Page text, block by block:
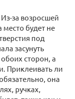
за возросшей
будет не
под
засунуть
сторон, а
Приклеивать ли
она
ручках,